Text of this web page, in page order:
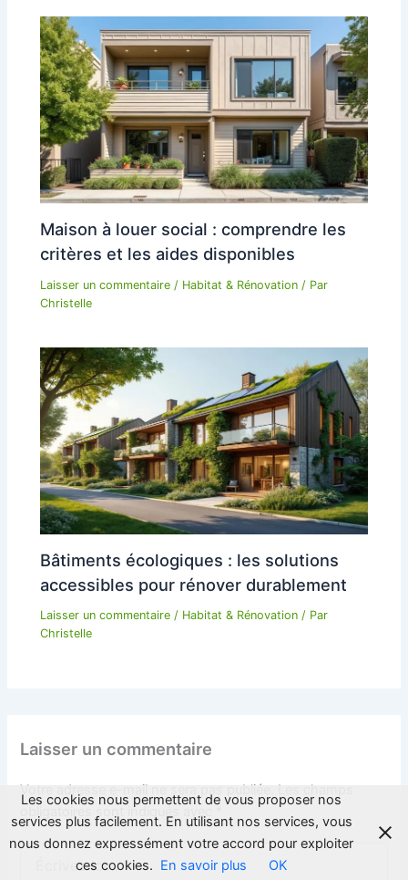
Maison à louer social : comprendre les
critères et les aides disponibles
Laisser un commentaire / Habitat & Rénovation / Par
Christelle
Bâtiments écologiques : les solutions
accessibles pour rénover durablement
Laisser un commentaire / Habitat & Rénovation / Par
Christelle
Laisser un commentaire
Votre adresse e-mail ne sera pas publiée. Les champs
obligatoires sont indiqués avec
Écrivez
Les cookies nous permettent de vous proposer nos
services plus facilement. En utilisant nos services, vous
nous donnez expressément votre accord pour exploiter
ces cookies. En savoir plus OK